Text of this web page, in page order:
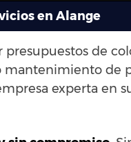
en Alange
presupuestos de
mantenimiento de
experta en